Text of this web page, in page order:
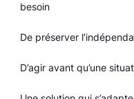
besoin
De préserver
D’agir avant qu’une